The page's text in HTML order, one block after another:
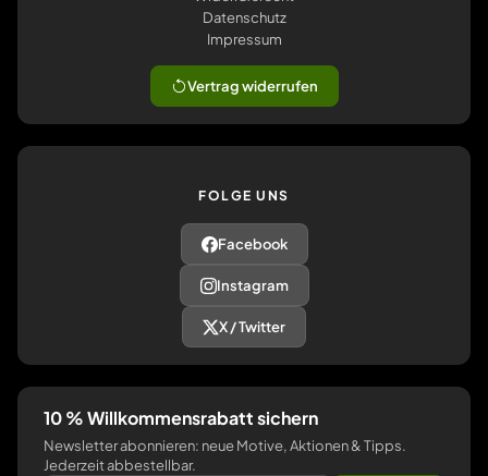
Datenschutz
Impressum
Vertrag widerrufen
FOLGE UNS
Facebook
Instagram
X / Twitter
10 % Willkommensrabatt sichern
Newsletter abonnieren: neue Motive, Aktionen & Tipps.
Jederzeit abbestellbar.